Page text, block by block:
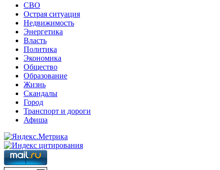
СВО
Острая ситуация
Недвижимость
Энергетика
Власть
Политика
Экономика
Общество
Образование
Жизнь
Скандалы
Город
Транспорт и дороги
Афиша